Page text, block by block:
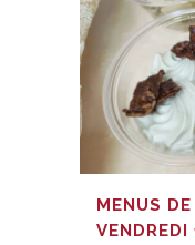
MENUS